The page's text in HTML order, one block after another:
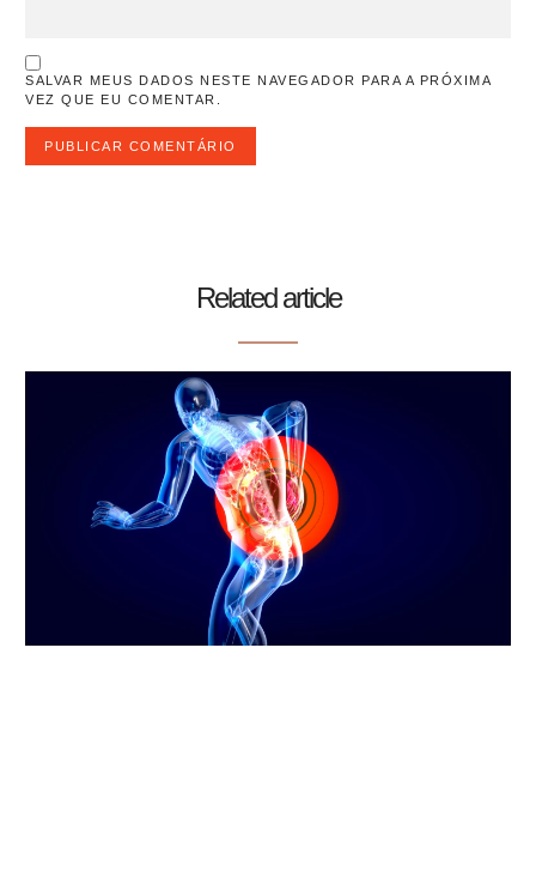
SALVAR MEUS DADOS NESTE NAVEGADOR PARA A PRÓXIMA
VEZ QUE EU COMENTAR.
Related article